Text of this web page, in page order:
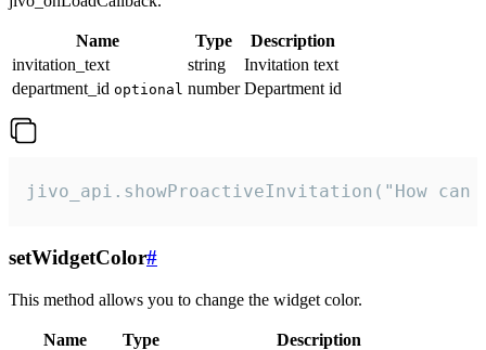
Name Type
Description
invitation_text
string
Invitation text
department_id optional number Department id
jivo_api.showProactiveInvitation("How
setWidgetColor#
This method allows you to change the widget color.
Name Type
Description